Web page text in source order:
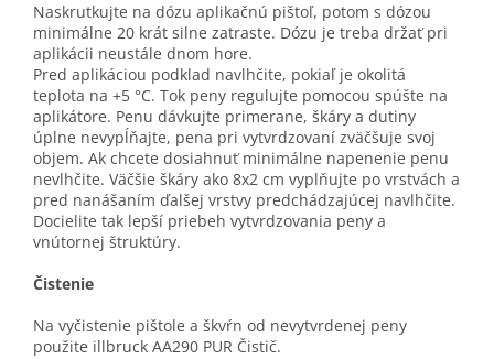
Naskrutkujte na dózu aplikačnú pištoľ, potom s dózou
minimálne 20 krát silne zatraste. Dózu je treba držať pri
aplikácii neustále dnom hore.
Pred aplikáciou podklad navlhčite, pokiaľ je okolitá
teplota na +5 °C. Tok peny regulujte pomocou spúšte na
aplikátore. Penu dávkujte primerane, škáry a dutiny
úplne nevypĺňajte, pena pri vytvrdzovaní zväčšuje svoj
objem. Ak chcete dosiahnuť minimálne napenenie penu
nevlhčite. Väčšie škáry ako 8x2 cm vyplňujte po vrstvách a
pred nanášaním ďalšej vrstvy predchádzajúcej navlhčite.
Docielite tak lepší priebeh vytvrdzovania peny a
vnútornej štruktúry.
Čistenie
Na vyčistenie pištole a škvŕn od nevytvrdenej peny
použite illbruck AA290 PUR Čistič.